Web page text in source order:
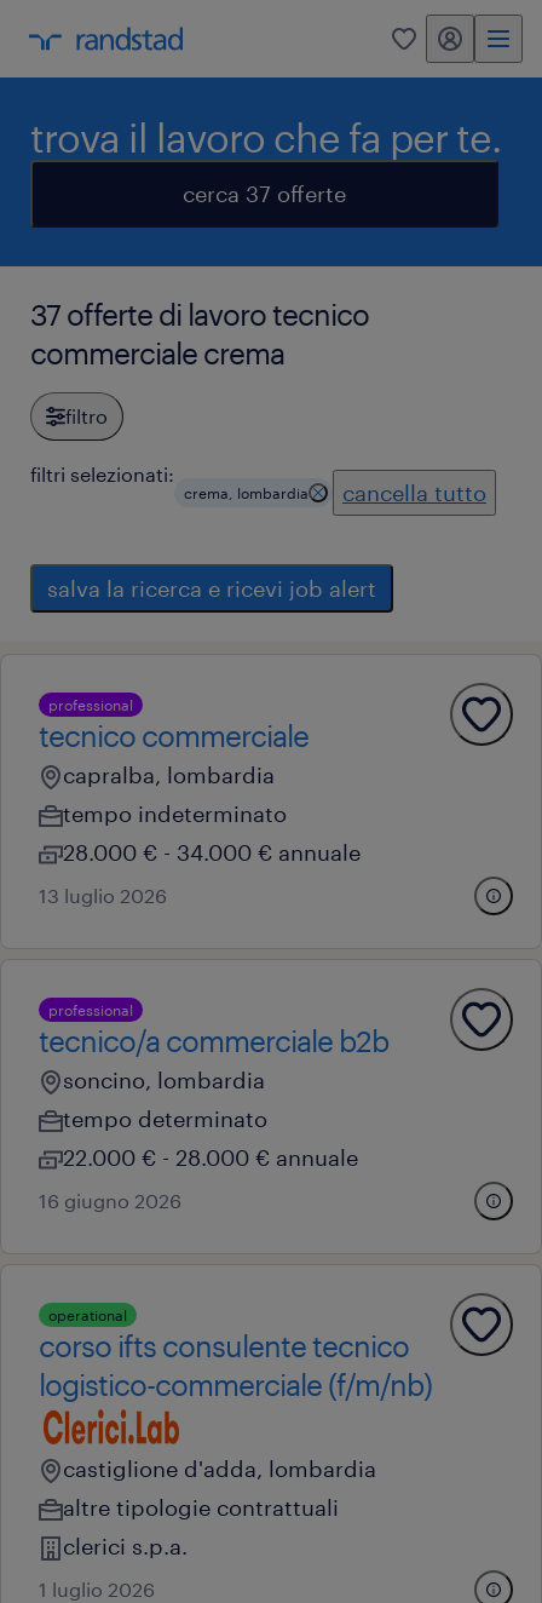
0 my randstad
trova il lavoro che fa per te.
cerca 37 offerte
37 offerte di lavoro tecnico
commerciale crema
filtro
filtri selezionati:
crema, lombardia cancella tutto
salva la ricerca e ricevi job alert
professional
tecnico commerciale
capralba, lombardia
tempo indeterminato
28.000 € - 34.000 € annuale
13 luglio 2026
professional
tecnico/a commerciale b2b
soncino, lombardia
tempo determinato
22.000 € - 28.000 € annuale
16 giugno 2026
operational
corso ifts consulente tecnico
logistico-commerciale (f/m/nb)
castiglione d'adda, lombardia
altre tipologie contrattuali
clerici s.p.a.
1 luglio 2026